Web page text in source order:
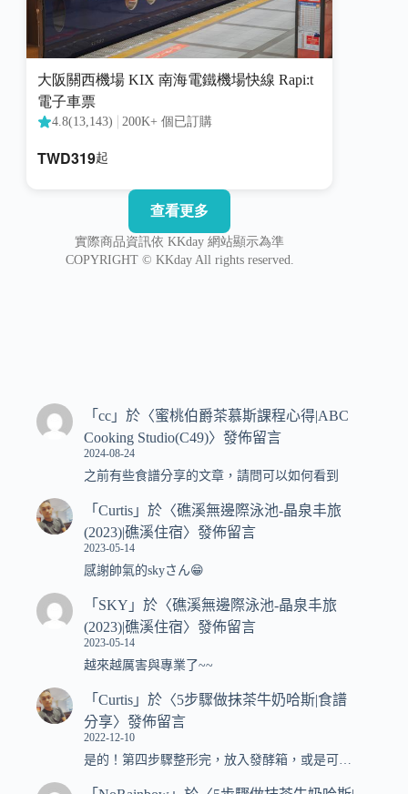
「 cc 」於〈蜜桃伯爵茶慕斯課程心得|ABC
Cooking Studio(C49)〉發佈留言
2024-08-24
之前有些食譜分享的文章，請問可以如何看到
「 Curtis 」於〈礁溪無邊際泳池-晶泉丰旅
(2023)|礁溪住宿〉發佈留言
2023-05-14
感謝帥氣的skyさん😁
「 SKY 」於〈礁溪無邊際泳池-晶泉丰旅
(2023)|礁溪住宿〉發佈留言
2023-05-14
越來越厲害與專業了~~
「 Curtis 」於〈5步驟做抹茶牛奶哈斯|食譜
分享〉發佈留言
2022-12-10
是的！第四步驟整形完，放入發酵箱，或是可…